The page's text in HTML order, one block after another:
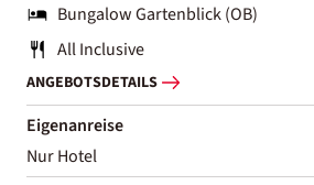
Bungalow Gartenblick (OB)
All Inclusive
ANGEBOTSDETAILS
Eigenanreise
Nur Hotel